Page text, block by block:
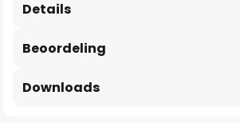
Details
Beoordeling
Downloads